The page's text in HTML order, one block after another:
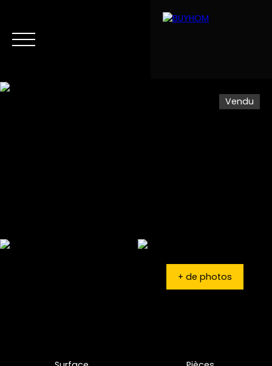
Vendu
+ de photos